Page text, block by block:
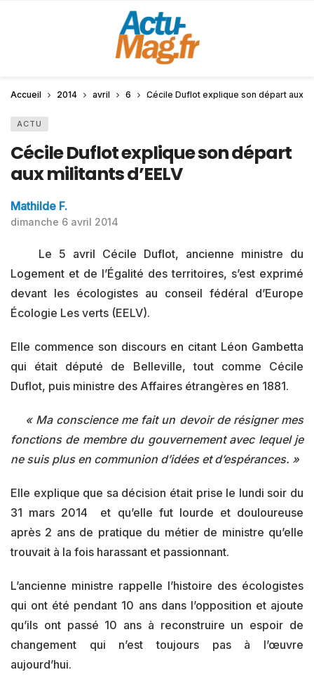
Accueil 2014 avril 6 Cécile Duflot explique son départ aux
ACTU
Cécile Duflot explique son départ
aux militants d’EELV
Mathilde F.
dimanche 6 avril 2014
Le 5 avril Cécile Duflot, ancienne ministre du
Logement et de l’Égalité des territoires, s’est exprimé
devant les écologistes au conseil fédéral d’Europe
Écologie Les verts (EELV).
Elle commence son discours en citant Léon Gambetta
qui était député de Belleville, tout comme Cécile
Duflot, puis ministre des Affaires étrangères en 1881.
« Ma conscience me fait un devoir de résigner mes
fonctions de membre du gouvernement avec lequel je
ne suis plus en communion d’idées et d’espérances. »
Elle explique que sa décision était prise le lundi soir du
31 mars 2014 et qu’elle fut lourde et douloureuse
après 2 ans de pratique du métier de ministre qu’elle
trouvait à la fois harassant et passionnant.
L’ancienne ministre rappelle l’histoire des écologistes
qui ont été pendant 10 ans dans l’opposition et ajoute
qu’ils ont passé 10 ans à reconstruire un espoir de
changement qui n’est toujours pas à l’œuvre
aujourd’hui.